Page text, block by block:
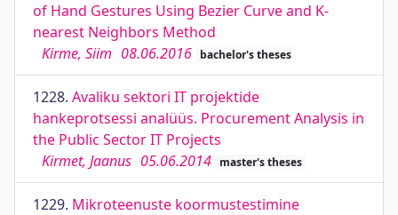
of Hand Gestures Using Bezier Curve and K-
nearest Neighbors Method
Kirme, Siim 08.06.2016 bachelor's theses
1228. Avaliku sektori IT projektide
hankeprotsessi analüüs. Procurement Analysis in
the Public Sector IT Projects
Kirmet, Jaanus 05.06.2014 master's theses
1229. Mikroteenuste koormustestimine